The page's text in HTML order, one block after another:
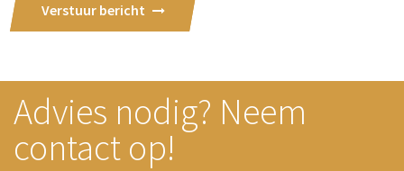
Verstuur bericht
Advies nodig? Neem
contact op!